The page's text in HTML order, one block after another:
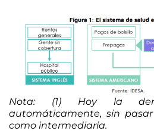
Nota: (1) Hoy la
automáticamente, sin
como intermediaria.